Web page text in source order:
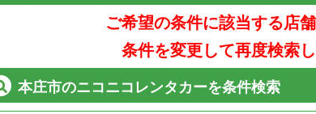
ご希望の条件に該当する店
条件を変更して再度検索し
本庄市のニコニコレンタカーを条件検索